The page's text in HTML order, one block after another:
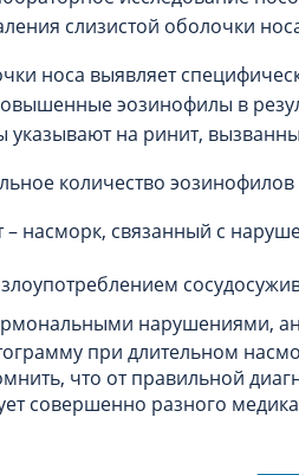
слизистой оболочки
носа выявляет
эозинофилы в
указывают на ринит,
количество
насморк, связанный с
нарушениями,
при длительном
что от правильной
совершенно разного